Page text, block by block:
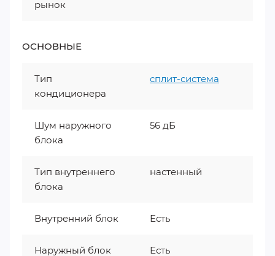
рынок
ОСНОВНЫЕ
Тип
кондиционера
сплит-система
Шум наружного
блока
56 дБ
Тип внутреннего
блока
настенный
Внутренний блок Есть
Наружный блок Есть